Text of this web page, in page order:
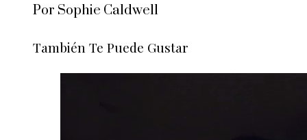
Por Sophie Caldwell
También Te Puede Gustar